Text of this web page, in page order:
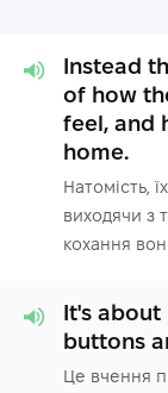
Instead
of how
feel, and
home.
Натомість,
виходячи з
кохання
It's about
buttons
Це вчення